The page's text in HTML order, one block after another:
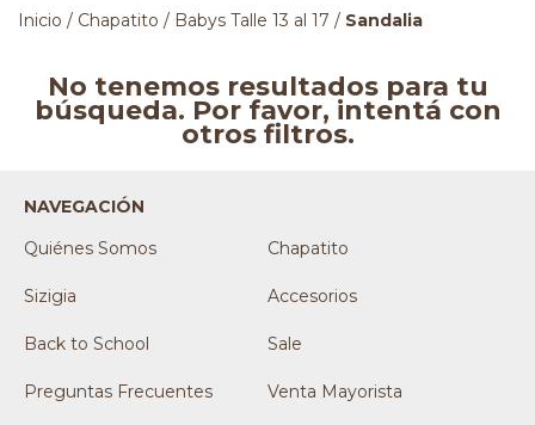
Inicio / Chapatito / Babys Talle 13 al 17 / Sandalia
No tenemos resultados para tu
búsqueda. Por favor, intentá con
otros filtros.
NAVEGACIÓN
Quiénes Somos
Chapatito
Sizigia Accesorios
Back to School Sale
Preguntas Frecuentes Venta Mayorista